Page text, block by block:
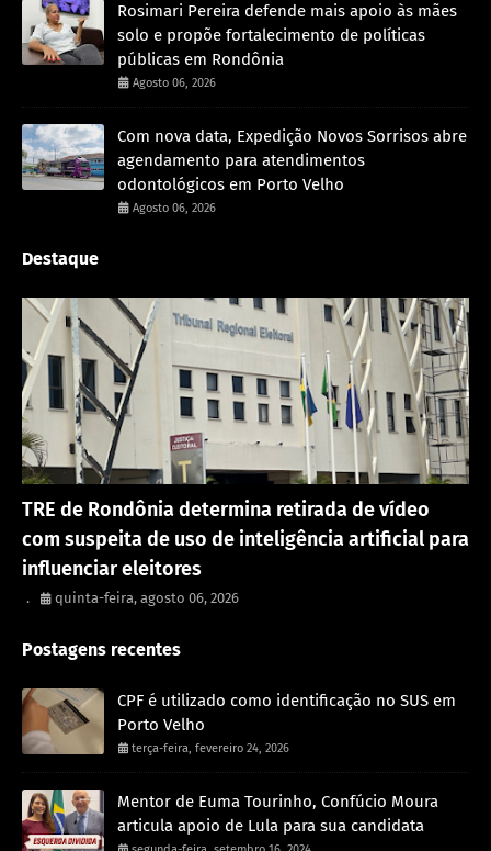
Rosimari Pereira defende mais apoio às mães
solo e propõe fortalecimento de políticas
públicas em Rondônia
Agosto 06, 2026
Com nova data, Expedição Novos Sorrisos abre
agendamento para atendimentos
odontológicos em Porto Velho
Agosto 06, 2026
Destaque
TRE de Rondônia determina retirada de vídeo
com suspeita de uso de inteligência artificial para
influenciar eleitores
. quinta-feira, agosto 06, 2026
Postagens recentes
CPF é utilizado como identificação no SUS em
Porto Velho
terça-feira, fevereiro 24, 2026
Mentor de Euma Tourinho, Confúcio Moura
articula apoio de Lula para sua candidata